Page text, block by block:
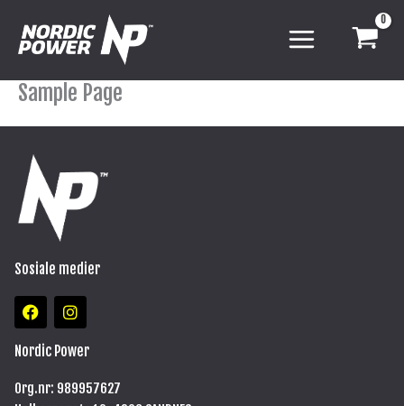
rett
Sample Page
Sosiale medier
F
a
e
o
o
I
n
t
g
Nordic Power
Org.nr: 989957627